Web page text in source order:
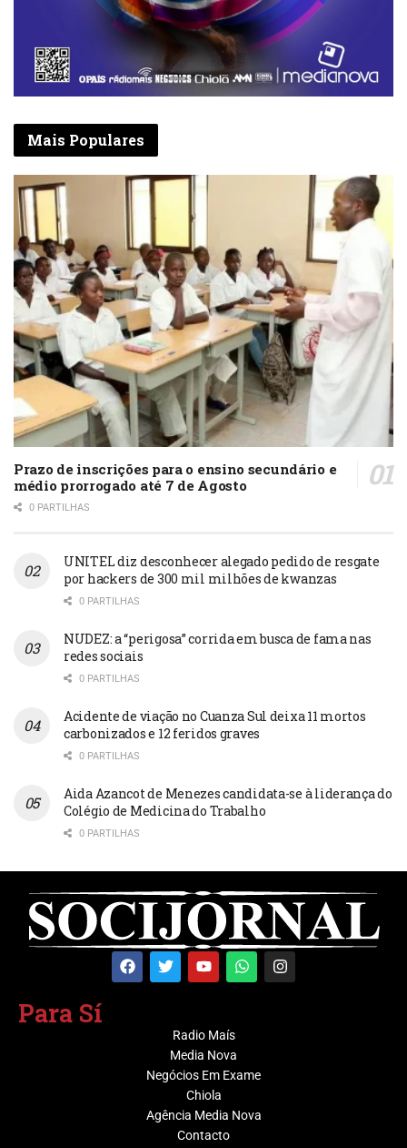
Mais Populares
Prazo de inscrições para o ensino secundário e
médio prorrogado até 7 de Agosto
0 PARTILHAS
UNITEL diz desconhecer alegado pedido de resgate
por hackers de 300 mil milhões de kwanzas
0 PARTILHAS
NUDEZ: a “perigosa” corrida em busca de fama nas
redes sociais
0 PARTILHAS
Acidente de viação no Cuanza Sul deixa 11 mortos
carbonizados e 12 feridos graves
0 PARTILHAS
Aida Azancot de Menezes candidata-se à liderança do
Colégio de Medicina do Trabalho
0 PARTILHAS
Para Sí
Radio Maís
Media Nova
Negócios Em Exame
Chiola
Agência Media Nova
Contacto